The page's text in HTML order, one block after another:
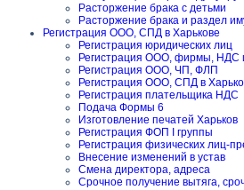
Расторжение брака с детьми
Расторжение брака и раздел
Регистрация ООО, СПД в Харькове
Регистрация юридических лиц
Регистрация ООО, фирмы, НДС
Регистрация ООО, ЧП, ФЛП
Регистрация ООО, СПД в
Регистрация плательщика НДС
Подача Формы 6
Изготовление печатей Харьков
Регистрация ФОП I группы
Регистрация физических лиц-
Внесение изменений в устав
Смена директора, адреса
Срочное получение вытяга,